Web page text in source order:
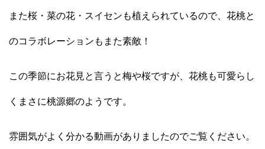
また桜・菜の花・スイセンも植えられているので、花桃と
のコラボレーションもまた素敵！
この季節にお花見と言うと梅や桜ですが、花桃も可愛らし
くまさに桃源郷のようです。
雰囲気がよく分かる動画がありましたのでご覧ください。